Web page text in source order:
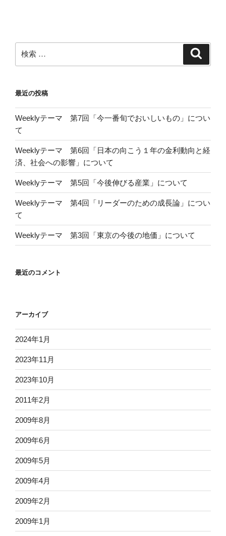
索:
最近の投稿
Weeklyテーマ 第7回「今一番旬でおいしいもの」につい
て
Weeklyテーマ 第6回「日本の向こう１年の金利動向と経
済、社会への影響」について
Weeklyテーマ 第5回「今後伸びる産業」について
Weeklyテーマ 第4回「リーダーのための成長論」につい
て
Weeklyテーマ 第3回「東京の今後の地価」について
最近のコメント
アーカイブ
2024年1月
2023年11月
2023年10月
2011年2月
2009年8月
2009年6月
2009年5月
2009年4月
2009年2月
2009年1月